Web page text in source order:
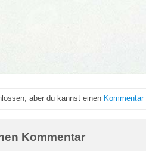
aber du kannst einen
Kommentar